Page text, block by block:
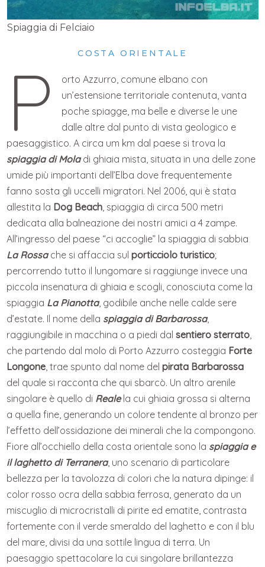
Spiaggia di Felciaio
COSTA ORIENTALE
P
orto Azzurro, comune elbano con
un’estensione territoriale contenuta, vanta
poche spiagge, ma belle e diverse le une
dalle altre dal punto di vista geologico e
paesaggistico. A circa um km dal paese si trova la
spiaggia di Moladi ghiaia mista, situata in una delle zone
umide più importanti dell’Elba dove frequentemente
fanno sosta gli uccelli migratori. Nel 2006, qui è stata
allestita la Dog Beach , spiaggia di circa 500 metri
dedicata alla balneazione dei nostri amici a 4 zampe.
All’ingresso del paese “ci accoglie” la spiaggia di sabbia
La Rossache si affaccia sulporticciolo turistico;
percorrendo tutto il lungomare si raggiunge invece una
piccola insenatura di ghiaia e scogli, conosciuta come la
spiaggia La Pianotta, godibile anche nelle calde sere
d’estate. Il nome della spiaggia di Barbarossa,
raggiungibile in macchina o a piedi dalsentiero sterrato
che partendo dal molo di Porto Azzurro costeggia Forte
Longone , trae spunto dal nome delpirata Barbarossa
del quale si racconta che qui sbarcò. Un altro arenile
singolare è quello di Realela cui ghiaia grossa si alterna
a quella fine, generando un colore tendente al bronzo per
l’effetto dell’ossidazione dei minerali che la compongono.
Fiore all’occhiello della costa orientale sono la spiaggia e
il laghetto di Terranera, uno scenario di particolare
bellezza per la tavolozza di colori che la natura dipinge: il
color rosso ocra della sabbia ferrosa, generato da un
miscuglio di microcristalli di pirite ed ematite, contrasta
fortemente con il verde smeraldo del laghetto e con il blu
del mare, divisi da una sottile lingua di terra. Un
paesaggio spettacolare la cui singolare brillantezza